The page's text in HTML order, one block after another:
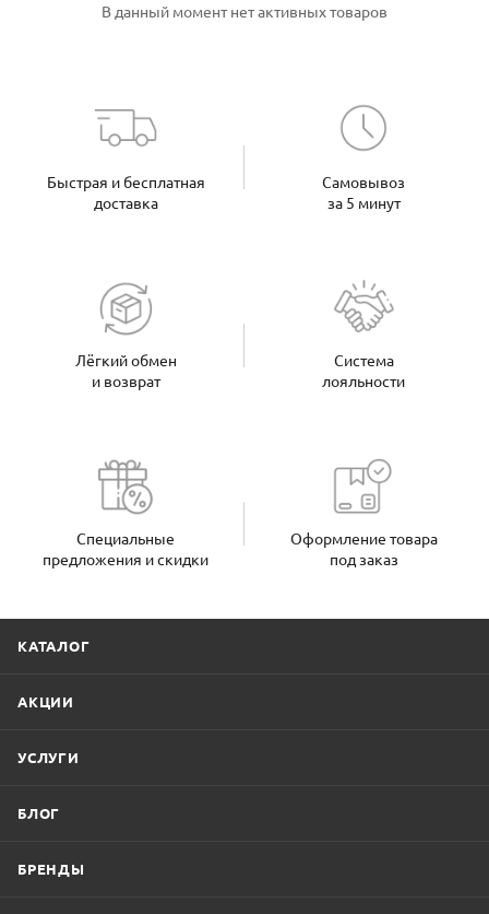
В данный момент нет активных товаров
Быстрая и бесплатная
доставка
Самовывоз
за 5 минут
Лёгкий обмен
и возврат
Система
лояльности
Специальные
предложения и скидки
Оформление товара
под заказ
КАТАЛОГ
АКЦИИ
УСЛУГИ
БЛОГ
БРЕНДЫ